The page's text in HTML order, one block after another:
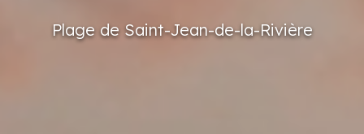
Plage de Saint-Jean-de-la-Rivière